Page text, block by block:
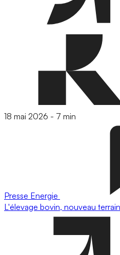
18 mai 2026 - 7 min
Presse Energie
L'élevage bovin, nouveau